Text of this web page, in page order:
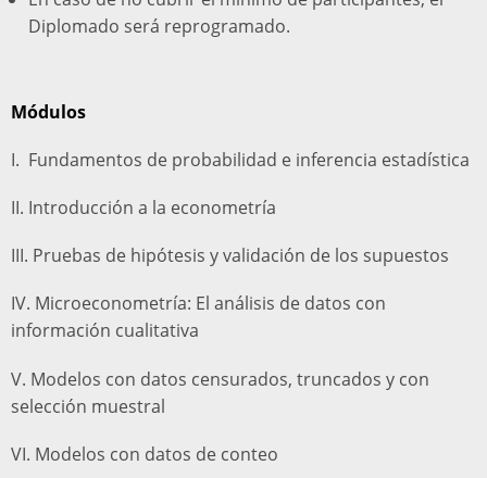
Diplomado será reprogramado.
Módulos
I. Fundamentos de probabilidad e inferencia estadística
II. Introducción a la econometría
III. Pruebas de hipótesis y validación de los supuestos
IV. Microeconometría: El análisis de datos con
información cualitativa
V. Modelos con datos censurados, truncados y con
selección muestral
VI. Modelos con datos de conteo